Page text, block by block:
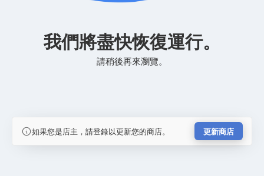
我們將盡快恢復運行。
請稍後再來瀏覽。
如果您是店主，請登錄以更新您的商店。 更新商店